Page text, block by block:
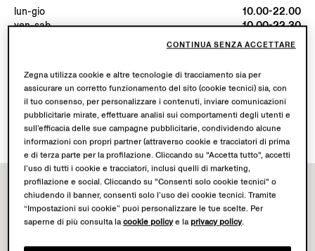
lun-gio
10.00-22.00
ven-sab
10.00-22.30
10.00-22.00
Aperta fino alle ore 22:30
SERVIZI DISPONIBILI
Spedizione in boutique non disponibile.
Resi in boutique disponibili. Scopri di piùqui.
Zegna utilizza cookie e altre tecnologie di tracciamento sia per
assicurare un corretto funzionamento del sito (cookie tecnici) sia, con
il tuo consenso, per personalizzare i contenuti, inviare comunicazioni
pubblicitarie mirate, effettuare analisi sui comportamenti degli utenti e
sull’efficacia delle sue campagne pubblicitarie, condividendo alcune
informazioni con propri partner (attraverso cookie e tracciatori di prima
e di terza parte per la profilazione. Cliccando su "Accetta tutto", accetti
l’uso di tutti i cookie e tracciatori, inclusi quelli di marketing,
profilazione e social. Cliccando su "Consenti solo cookie tecnici" o
chiudendo il banner, consenti solo l’uso dei cookie tecnici. Tramite
“Impostazioni sui cookie” puoi personalizzare le tue scelte. Per
saperne di più consulta lacookie policye laprivacy policy.
CONTINUA SENZA ACCETTARE